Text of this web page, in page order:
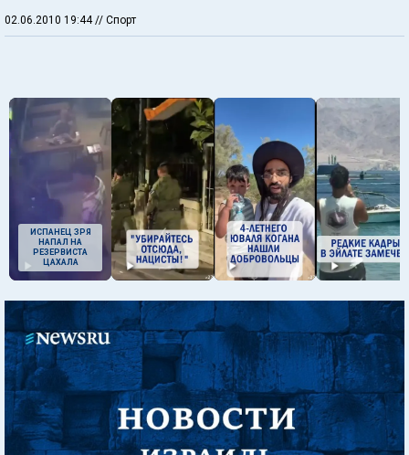
02.06.2010 19:44 // Спорт
ИСПАНЕЦ ЗРЯ
НАПАЛ НА
РЕЗЕРВИСТА
ЦАХАЛА